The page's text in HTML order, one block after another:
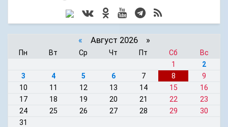
« Август 2026 »
Пн Вт Ср Чт Пт Сб
Вс
1
2
3
4 5 6 7 8
9
10
11 12 13 14 15
16
17
18 19 20 21 22
23
24
25 26 27 28 29
30
31